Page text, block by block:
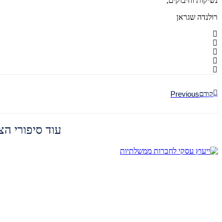
רולנדה שגראן
קודםPrevious
עוד סיפורי